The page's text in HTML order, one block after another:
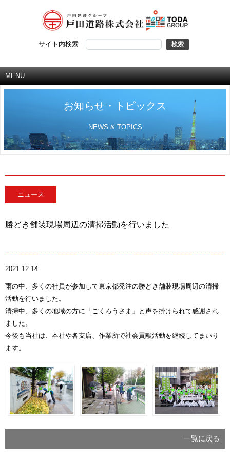
サイト内検索
MENU
お知らせ・トピックス
NEWS & TOPICS
ニュース
勝どき舗装現場周辺の清掃活動を行いました
2021.12.14
雨の中、多くの社員が参加して東京都発注の勝どき舗装現場周辺の清掃
活動を行いました。
清掃中、多くの地域の方に「ごくろうさま」と声を掛けられて感謝され
ました。
今後も当社は、本社や各支店、作業所で社会貢献活動を継続してまいり
ます。
一覧に戻る